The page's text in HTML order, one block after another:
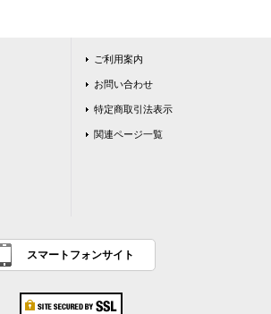
ご利用案内
お問い合わせ
特定商取引法表示
関連ページ一覧
スマートフォンサイト